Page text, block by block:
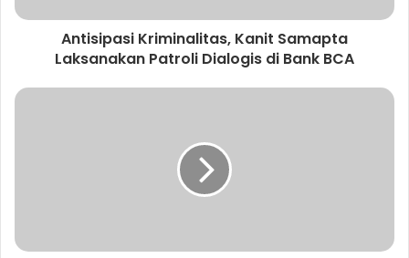
Antisipasi Kriminalitas, Kanit Samapta
Laksanakan Patroli Dialogis di Bank BCA